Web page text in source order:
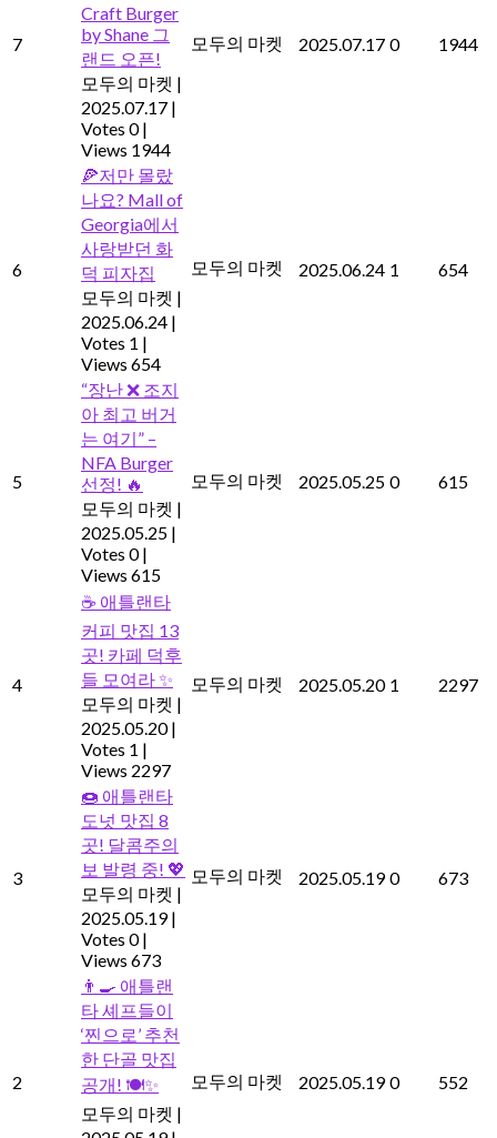
7
Craft Burger
by Shane 그
랜드 오픈!
모두의 마켓 |
2025.07.17 |
Votes 0 |
Views 1944
모두의 마켓 2025.07.17 0 1944
6
🍕저만 몰랐
나요? Mall of
Georgia에서
사랑받던 화
덕 피자집
모두의 마켓 |
2025.06.24 |
Votes 1 |
Views 654
모두의 마켓 2025.06.24 1 654
5
“장난 ❌️ 조지
아 최고 버거
는 여기” –
NFA Burger
선정! 🔥
모두의 마켓 |
2025.05.25 |
Votes 0 |
Views 615
모두의 마켓 2025.05.25 0 615
4
☕ 애틀랜타
커피 맛집 13
곳! 카페 덕후
들 모여라 ✨
모두의 마켓 |
2025.05.20 |
Votes 1 |
Views 2297
모두의 마켓 2025.05.20 1 2297
3
🍩 애틀랜타
도넛 맛집 8
곳! 달콤주의
보 발령 중! 💖
모두의 마켓 |
2025.05.19 |
Votes 0 |
Views 673
모두의 마켓 2025.05.19 0 673
2
👨‍🍳 애틀랜
타 셰프들이
‘찐으로’ 추천
한 단골 맛집
공개! 🍽️✨
모두의 마켓 |
모두의 마켓 2025.05.19 0 552